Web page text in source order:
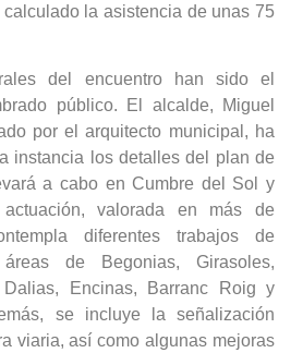
la asistencia de unas 75
del encuentro han sido el
público. El alcalde, Miguel
por el arquitecto municipal, ha
instancia los detalles del plan de
a cabo en Cumbre del Sol y
valorada en más de
diferentes trabajos de
de Begonias, Girasoles,
Dalias, Encinas, Barranc Roig y
se incluye la señalización
viaria, así como algunas mejoras